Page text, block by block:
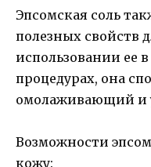
Эпсомская соль
полезных свойств
использовании ее
процедурах, она
омолаживающий и
Возможности
кожу: